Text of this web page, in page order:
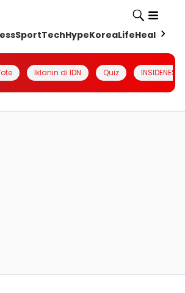
SportTechHypeKoreaLifeHealth
Iklanin di IDN Quiz INSIDENESIA